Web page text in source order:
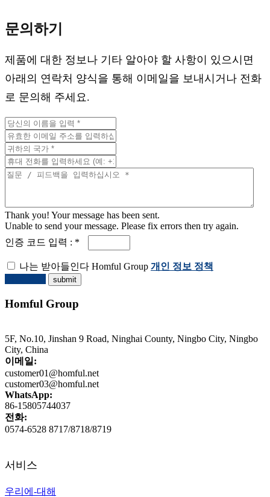
문의하기
제품에 대한 정보나 기타 알아야 할 사항이 있으시면
아래의 연락처 양식을 통해 이메일을 보내시거나 전화
로 문의해 주세요.
Thank you! Your message has been sent.
Unable to send your message. Please fix errors then try again.
인증 코드 입력 : *
나는 받아들인다 Homful Group 개인 정보 정책
Homful Group
5F, No.10, Jinshan 9 Road, Ninghai County, Ningbo City, Ningbo
City, China
이메일:
customer01@homful.net
customer03@homful.net
WhatsApp:
86-15805744037
전화:
0574-6528 8717/8718/8719
서비스
우리에-대해